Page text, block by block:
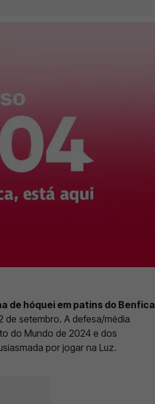
de hóquei em patins do Benfica
de setembro. A defesa/média
do Mundo de 2024 e dos
por jogar na Luz.